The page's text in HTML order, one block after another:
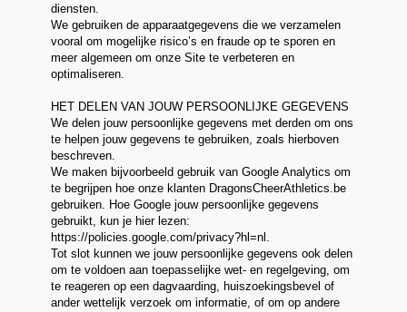
diensten.
We gebruiken de apparaatgegevens die we verzamelen
vooral om mogelijke risico’s en fraude op te sporen en
meer algemeen om onze Site te verbeteren en
optimaliseren.
HET DELEN VAN JOUW PERSOONLIJKE GEGEVENS
We delen jouw persoonlijke gegevens met derden om ons
te helpen jouw gegevens te gebruiken, zoals hierboven
beschreven.
We maken bijvoorbeeld gebruik van Google Analytics om
te begrijpen hoe onze klanten DragonsCheerAthletics.be
gebruiken. Hoe Google jouw persoonlijke gegevens
gebruikt, kun je hier lezen:
https://policies.google.com/privacy?hl=nl.
Tot slot kunnen we jouw persoonlijke gegevens ook delen
om te voldoen aan toepasselijke wet- en regelgeving, om
te reageren op een dagvaarding, huiszoekingsbevel of
ander wettelijk verzoek om informatie, of om op andere